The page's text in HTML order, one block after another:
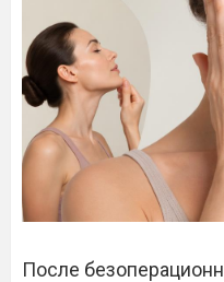
После